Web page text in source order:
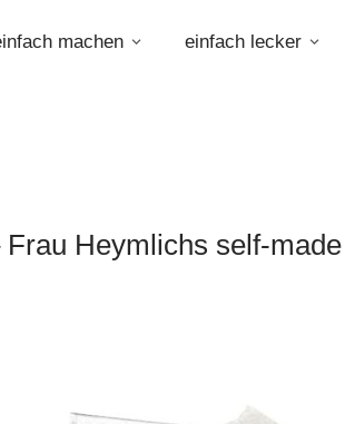
machen einfach lecker
Heymlichs self-made